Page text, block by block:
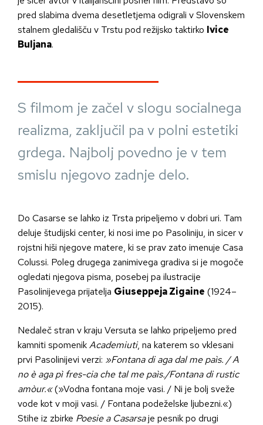
pred slabima dvema desetletjema odigrali v Slovenskem
stalnem gledališču v Trstu pod režijsko taktirko Ivice
Buljana.
S filmom je začel v slogu socialnega
realizma, zaključil pa v polni estetiki
grdega. Najbolj povedno je v tem
smislu njegovo zadnje delo.
Do Casarse se lahko iz Trsta pripeljemo v dobri uri. Tam
deluje študijski center, ki nosi ime po Pasoliniju, in sicer v
rojstni hiši njegove matere, ki se prav zato imenuje Casa
Colussi. Poleg drugega zanimivega gradiva si je mogoče
ogledati njegova pisma, posebej pa ilustracije
Pasolinijevega prijatelja GiuseppejaZigaine (1924–
2015).
Nedaleč stran v kraju Versuta se lahko pripeljemo pred
kamniti spomenikAcademiuti, na katerem so vklesani
prvi Pasolinijevi verzi: »Fontana di aga dal me paìs. / A
no è aga pì fres-cia che tal me paìs./Fontana di rustic
amòur.«(»Vodna fontana moje vasi. / Ni je bolj sveže
vode kot v moji vasi. / Fontana podeželske ljubezni.«)
Stihe iz zbirke Poesie a Casarsaje pesnik po drugi